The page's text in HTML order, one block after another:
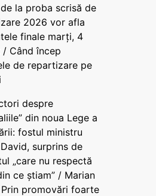
la proba scrisă de
2026 vor afla
finale marți, 4
/ Când încep
de repartizare pe
despre
din noua Lege a
fostul ministru
surprins de
„care nu respectă
ce știam” / Marian
Prin promovări foarte